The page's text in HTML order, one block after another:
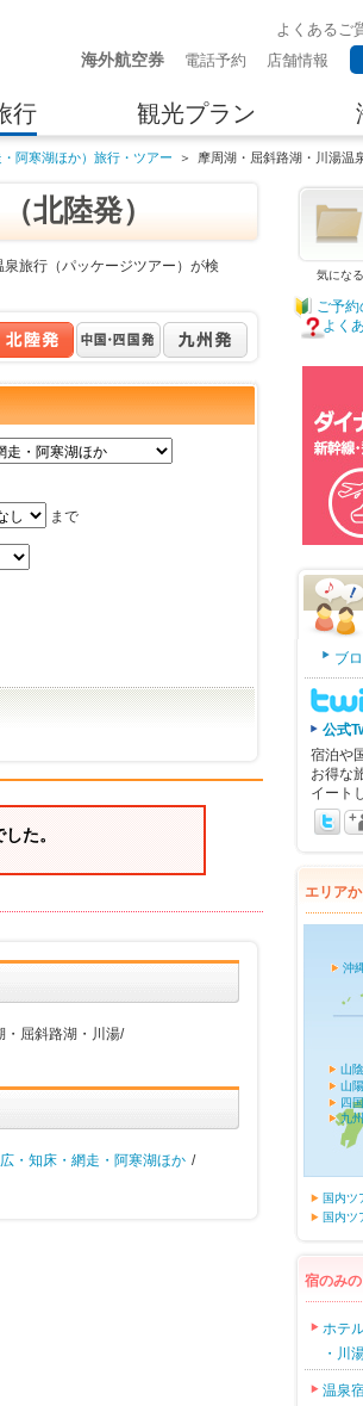
よくあるご
海外航空券
電話予約 店舗情報
行 観光プラン
阿寒湖ほか）旅行・ツアー ＞ 摩周湖・屈斜路湖・川湯温
北陸発）
旅行（パッケージツアー）が検
まで
た。
・屈斜路湖・川湯/
・知床・網走・阿寒湖ほか /
気にな
ご予
よく
ブ
公式
宿泊や
お得な
イート
エリア
山陰
山陽
四国
九州
沖
国内ツ
国内ツ
宿のみ
ホテ
・川
温泉